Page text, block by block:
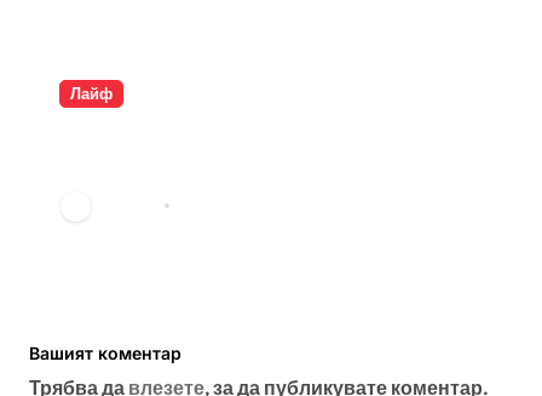
Лайф
Вашият коментар
Трябва да влезете, за да публикувате коментар.